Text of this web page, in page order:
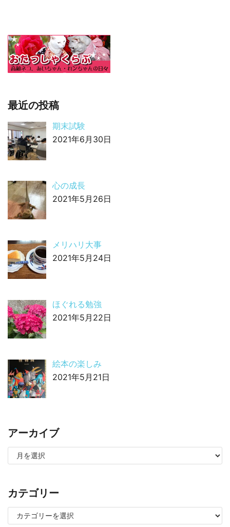
最近の投稿
期末試験
2021年6月30日
心の成長
2021年5月26日
メリハリ大事
2021年5月24日
ほぐれる勉強
2021年5月22日
絵本の楽しみ
2021年5月21日
アーカイブ
カテゴリー